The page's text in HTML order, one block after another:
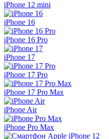
iPhone 12 mini
iPhone 16
iPhone 16 Pro
iPhone 17
iPhone 17 Pro
iPhone 17 Pro Max
iPhone Air
iPhone Pro Max